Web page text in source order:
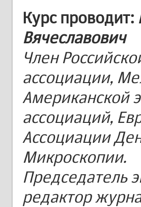
Курс проводит:
Вячеславович
Член
ассоциации,
Американской
ассоциаций,
Ассоциации
Микроскопии.
Председатель
редактор